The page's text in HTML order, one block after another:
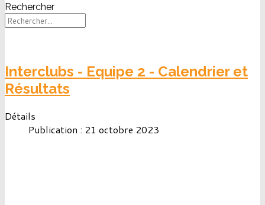
Rechercher
Interclubs - Equipe 2 - Calendrier et
Résultats
Détails
Publication : 21 octobre 2023